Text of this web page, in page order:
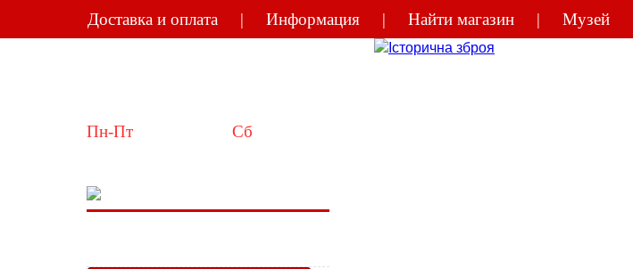
Доставка и оплата Информация Найти магазин Музей
Пн-Пт 10:00-18:00 Сб